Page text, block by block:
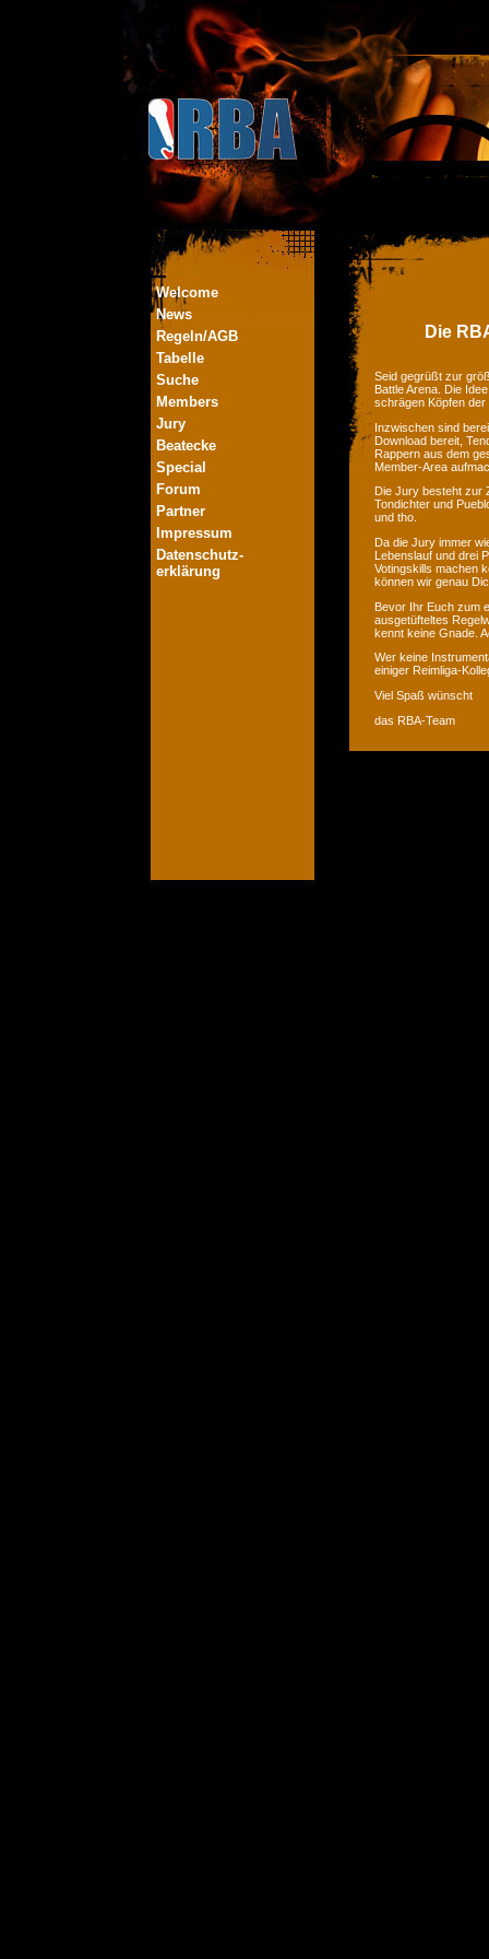
Welcome
News
Regeln/AGB
Tabelle
Suche
Members
Jury
Beatecke
Special
Forum
Partner
Impressum
Datenschutz-
erklärung
Die
Seid gegrüßt zur
Battle Arena. Die
schrägen Köpfen
Inzwischen sind
Download bereit,
Rappern aus dem
Member-Area
Die Jury besteht zur
Tondichter und
und tho.
Da die Jury immer
Lebenslauf und drei
Votingskills machen
können wir genau
Bevor Ihr Euch zum
ausgetüfteltes
kennt keine Gnade.
Wer keine
einiger Reimliga-
Viel Spaß wünscht
das RBA-Team